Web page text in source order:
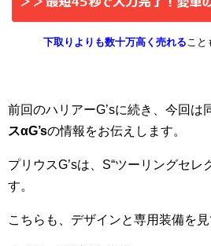
下取りよりも数十万高く売れること
前回のハリアーG’sに続き、今回は
スαG’sの情報をお伝えします。
プリウスG’sは、S“ツーリングセレ
す。
こちらも、デザインと専用装備を見